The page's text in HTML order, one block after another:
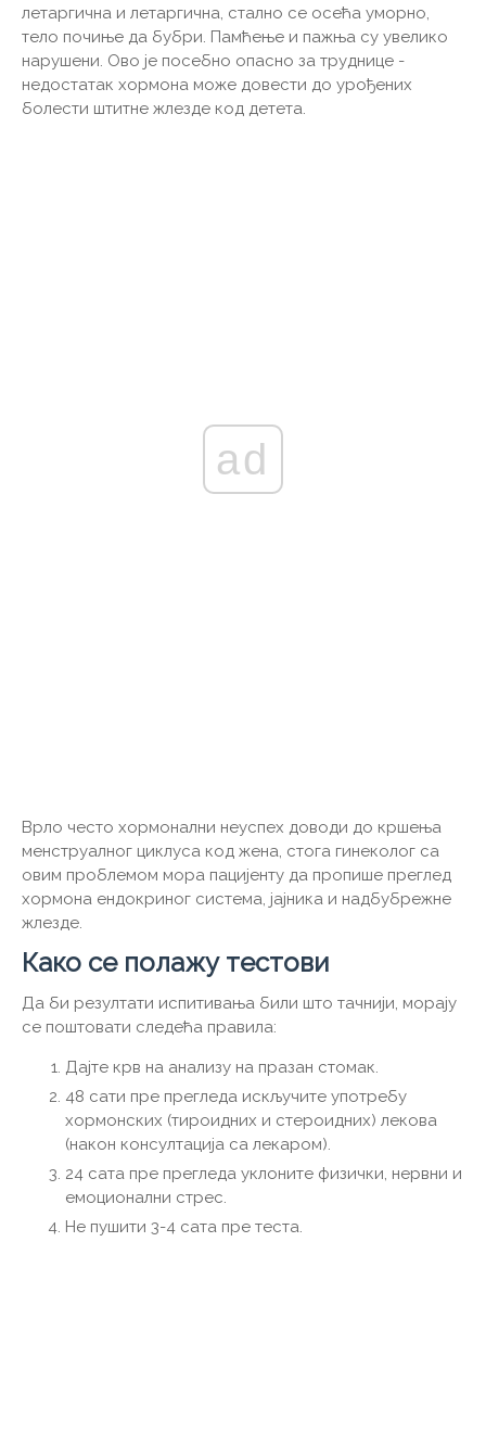
летаргична и летаргична, стално се осећа уморно,
тело почиње да бубри. Памћење и пажња су увелико
нарушени. Ово је посебно опасно за труднице -
недостатак хормона може довести до урођених
болести штитне жлезде код детета.
ad
Врло често хормонални неуспех доводи до кршења
менструалног циклуса код жена, стога гинеколог са
овим проблемом мора пацијенту да пропише преглед
хормона ендокриног система, јајника и надбубрежне
жлезде.
Како се полажу тестови
Да би резултати испитивања били што тачнији, морају
се поштовати следећа правила:
Дајте крв на анализу на празан стомак.
48 сати пре прегледа искључите употребу
хормонских (тироидних и стероидних) лекова
(након консултација са лекаром).
24 сата пре прегледа уклоните физички, нервни и
емоционални стрес.
Не пушити 3-4 сата пре теста.